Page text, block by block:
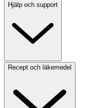
Hjälp och support
Recept och läkemedel